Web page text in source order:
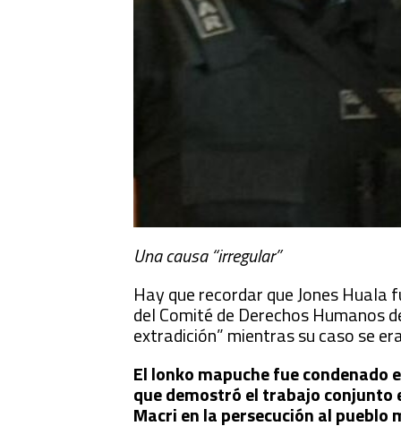
Una causa “irregular”
Hay que recordar que Jones
del Comité de Derechos Humanos
extradición” mientras su caso se
El lonko mapuche fue condenado
que demostró el trabajo conjunto
Macri en la persecución al